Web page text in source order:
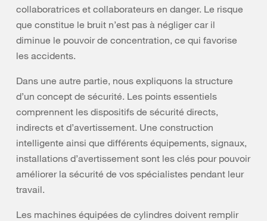
collaboratrices et collaborateurs en danger. Le risque
que constitue le bruit n’est pas à négliger car il
diminue le pouvoir de concentration, ce qui favorise
les accidents.
Dans une autre partie, nous expliquons la structure
d’un concept de sécurité. Les points essentiels
comprennent les dispositifs de sécurité directs,
indirects et d’avertissement. Une construction
intelligente ainsi que différents équipements, signaux,
installations d’avertissement sont les clés pour pouvoir
améliorer la sécurité de vos spécialistes pendant leur
travail.
Les machines équipées de cylindres doivent remplir